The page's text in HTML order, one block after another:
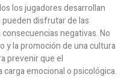
los jugadores desarrollan
disfrutar de las
negativas. No
y la promoción de una cultura
prevenir que el
emocional o psicológica.